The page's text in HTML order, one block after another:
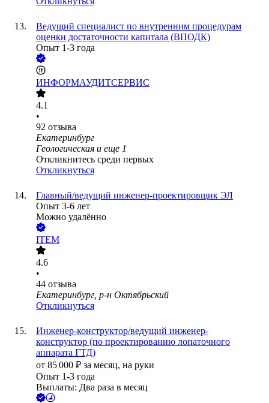
Ведущий специалист по внутренним процедурам
оценки достаточности капитала (ВПОДК)
Опыт 1-3 года
ИНФОРМАУДИТСЕРВИС
4.1
•
92 отзыва
Екатеринбург
Геологическая и еще 1
Откликнитесь среди первых
Откликнуться
Главный/ведущий инженер-проектировщик ЭЛ
Опыт 3-6 лет
Можно удалённо
ITEM
4.6
•
44 отзыва
Екатеринбург, р-н Октябрьский
Откликнуться
Инженер-конструктор/ведущий инженер-
конструктор (по проектированию лопаточного
аппарата ГТД)
от 85 000 ₽ за месяц, на руки
Опыт 1-3 года
Выплаты: Два раза в месяц